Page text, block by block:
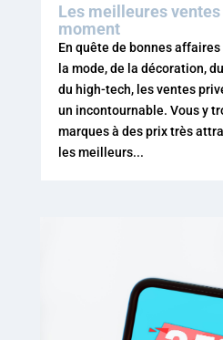
Les meilleures
moment
En quête de bonnes affaires
la mode, de la décoration,
du high-tech, les ventes
un incontournable. Vous y
marques à des prix très
les meilleurs...